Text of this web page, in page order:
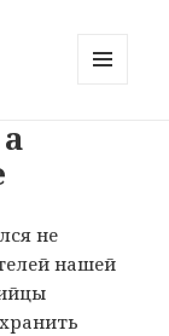
не
нашей